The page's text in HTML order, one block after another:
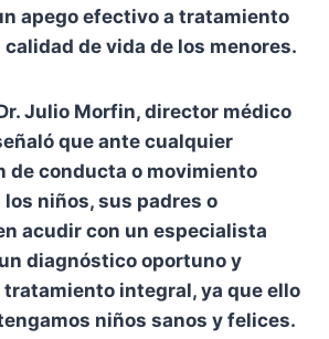
apego efectivo a tratamiento
de vida de los menores.
Julio Morfin, director médico
que ante cualquier
de conducta o movimiento
niños, sus padres o
acudir con un especialista
diagnóstico oportuno y
integral, ya que ello
niños sanos y felices.